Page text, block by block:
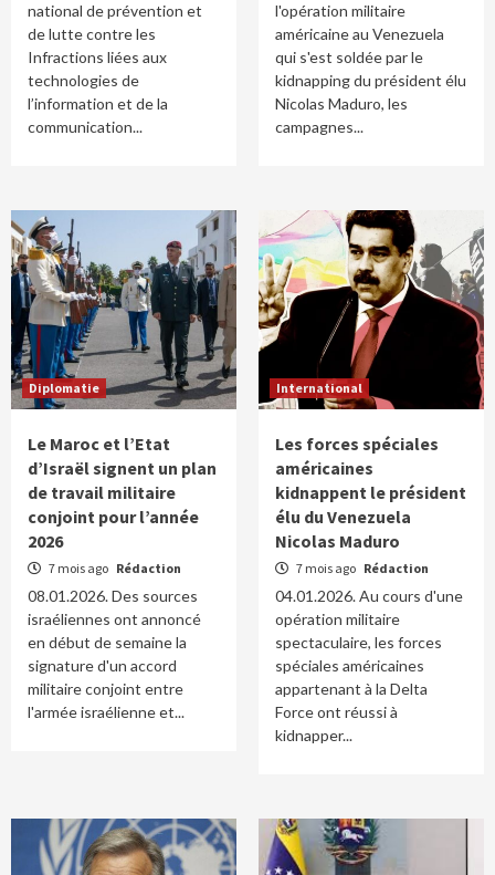
national de prévention et
de lutte contre les
Infractions liées aux
technologies de
l’information et de la
communication...
l'opération militaire
américaine au Venezuela
qui s'est soldée par le
kidnapping du président élu
Nicolas Maduro, les
campagnes...
Diplomatie
Le Maroc et l’Etat
d’Israël signent un plan
de travail militaire
conjoint pour l’année
2026
7 mois ago Rédaction
08.01.2026. Des sources
israéliennes ont annoncé
en début de semaine la
signature d'un accord
militaire conjoint entre
l'armée israélienne et...
International
Les forces spéciales
américaines
kidnappent le président
élu du Venezuela
Nicolas Maduro
7 mois ago Rédaction
04.01.2026. Au cours d'une
opération militaire
spectaculaire, les forces
spéciales américaines
appartenant à la Delta
Force ont réussi à
kidnapper...